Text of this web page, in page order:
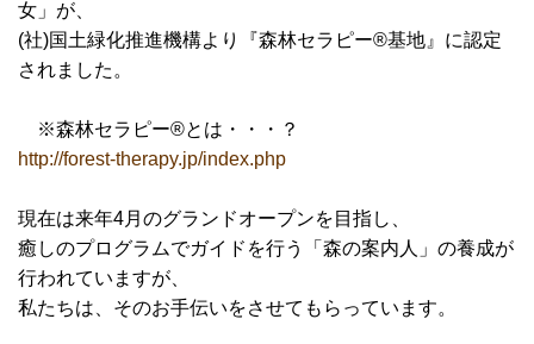
女」が、
(社)国土緑化推進機構より『森林セラピー®基地』に認定
されました。
※森林セラピー®とは・・・？
http://forest-therapy.jp/index.php
現在は来年4月のグランドオープンを目指し、
癒しのプログラムでガイドを行う「森の案内人」の養成が
行われていますが、
私たちは、そのお手伝いをさせてもらっています。